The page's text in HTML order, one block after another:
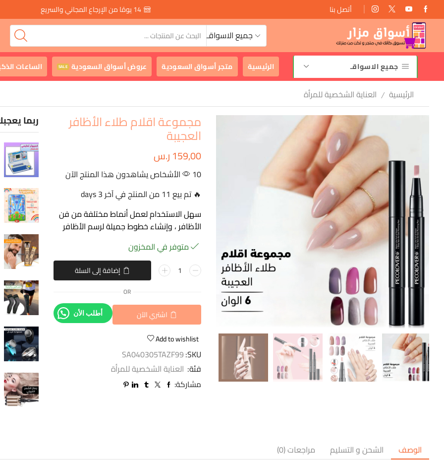
أتصل بنا 14 يومًا من الإرجاع المجاني والسريع
جميع الاسواقـ
جميع الاسواقـ الرئيسية متجر أسواق السعودية عروض أسواق السعودية SALE الساعات
الرئيسية / العناية الشخصية للمرأة
مجموعة اقلام طلاء الأظافر
العجيبة
159,00ر.س
10 الأشخاص يشاهدون هذا المنتج الآن
🔥 تم بيع 11 من المنتج في آخر 3 days
سهل الاستخدام لعمل أنماط مختلفة من فن
الأظافر ، وإنشاء خطوط جميلة لرسم الأظافر
متوفر في المخزون
إضافة إلى السلة
OR
اشتري الآن أطلب الأن
Add to wishlist
SKU:
SA040305TAZF99
فئة: العناية الشخصية للمرأة
مشاركة:
ربما
الوصف الشحن و التسليم
مراجعات (0)